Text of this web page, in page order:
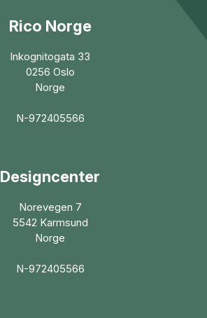
Rico Norge
Inkognitogata 33
0256 Oslo
Norge
N-972405566
Designcenter
Norevegen 7
5542 Karmsund
Norge
N-972405566